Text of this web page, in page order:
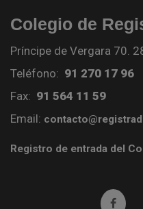
Colegio de
Príncipe de Vergara 70.
Teléfono: 91 270 17 96
Fax: 91 564 11 59
Email:
Registro de entrada del
Ir a